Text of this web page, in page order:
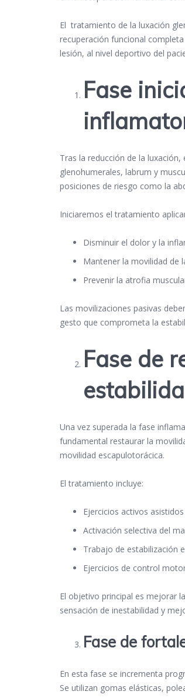
El tratamiento de la luxación
recuperación funcional
lesión, al nivel deportivo del
Fase
Tras la reducción de la
glenohumerales, labrum y
posiciones de riesgo como la
Iniciaremos el tratamiento
Disminuir el dolor y la
Mantener la movilidad de
Prevenir la atrofia
Las movilizaciones pasivas
gesto que comprometa la
Fase de
Una vez superada la fase
fundamental restaurar la
movilidad escapulotorácica.
El tratamiento incluye:
Ejercicios activos
Activación selectiva del
Trabajo de estabilización
Ejercicios de control
El objetivo principal es mejorar
sensación de inestabilidad y
Fase de
En esta fase se incrementa
Se utilizan gomas elásticas,